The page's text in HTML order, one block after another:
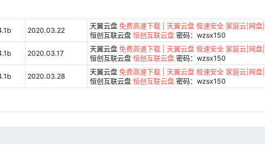
2020.03.22
天翼云盘 免费高速下载 | 天翼云盘 极速安全 家庭云|网
恒创互联云盘 恒创互联云盘 密码：wzsx150
2020.03.17
天翼云盘 免费高速下载 | 天翼云盘 极速安全 家庭云|网
恒创互联云盘 恒创互联云盘 密码：wzsx150
2020.03.28
天翼云盘 免费高速下载 | 天翼云盘 极速安全 家庭云|网
恒创互联云盘 恒创互联云盘 密码：wzsx150